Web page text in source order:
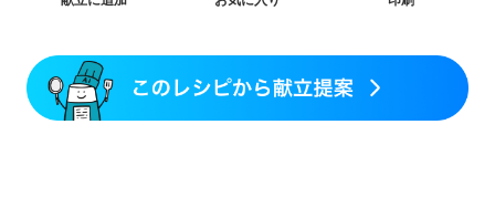
大腸がん（放射線治療中）
消化不良
妊娠中(初期)
妊婦健診・体重増加が気になる（初期）